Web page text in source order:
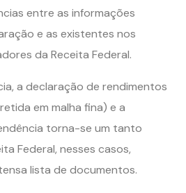
entre as informações
e as existentes nos
da Receita Federal.
a declaração de rendimentos
em malha fina) e a
torna-se um tanto
Federal, nesses casos,
lista de documentos.